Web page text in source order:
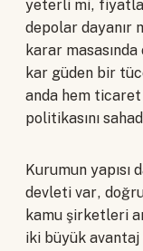
yeterli mi, fiyatlar
depolar dayanır
karar
kar güden bir
anda hem ticaret
politikasını
Kurumun yapısı
devleti var,
kamu şirketleri
iki büyük avantaj